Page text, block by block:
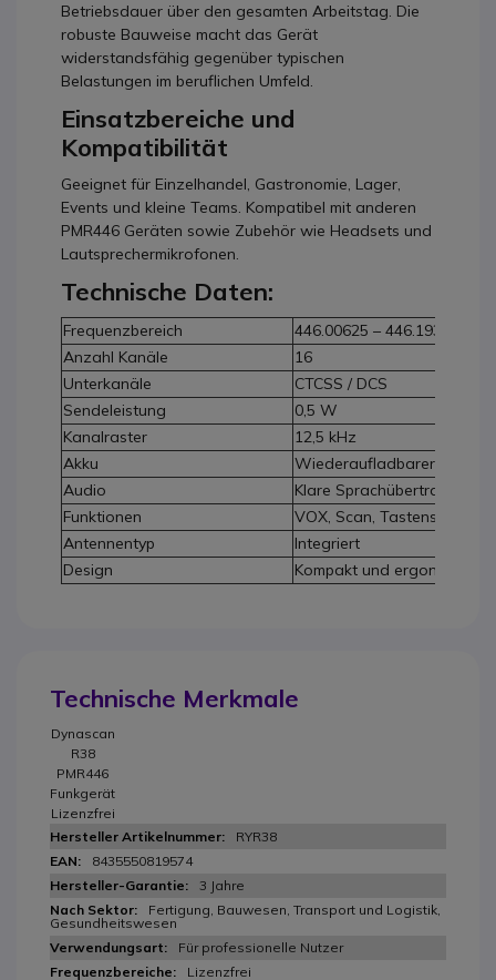
Betriebsdauer über den gesamten Arbeitstag. Die
robuste Bauweise macht das Gerät
widerstandsfähig gegenüber typischen
Belastungen im beruflichen Umfeld.
Einsatzbereiche und
Kompatibilität
Geeignet für Einzelhandel, Gastronomie, Lager,
Events und kleine Teams. Kompatibel mit anderen
PMR446 Geräten sowie Zubehör wie Headsets und
Lautsprechermikrofonen.
Technische Daten:
Frequenzbereich
446.00625 – 446.19375 MHz
Anzahl Kanäle
16
Unterkanäle
CTCSS / DCS
Sendeleistung
0,5 W
Kanalraster
12,5 kHz
Akku
Wiederaufladbarer Li-Ion
Audio
Klare Sprachübertragung
Funktionen
VOX, Scan, Tastensperre
Antennentyp
Integriert
Design
Kompakt und ergonomisch
Technische Merkmale
Dynascan
R38
PMR446
Funkgerät
Lizenzfrei
RYR38
8435550819574
3 Jahre
Fertigung, Bauwesen, Transport und Logistik,
Gesundheitswesen
Für professionelle Nutzer
Lizenzfrei